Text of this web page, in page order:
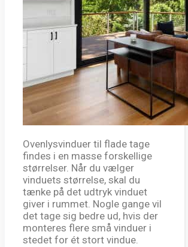
Ovenlysvinduer til flade tage
findes i en masse forskellige
størrelser. Når du vælger
vinduets størrelse, skal du
tænke på det udtryk vinduet
giver i rummet. Nogle gange vil
det tage sig bedre ud, hvis der
monteres flere små vinduer i
stedet for ét stort vindue.